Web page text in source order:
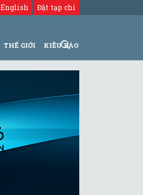
Đặt tạp chí
English
THẾ GIỚI KIỀU BÀO